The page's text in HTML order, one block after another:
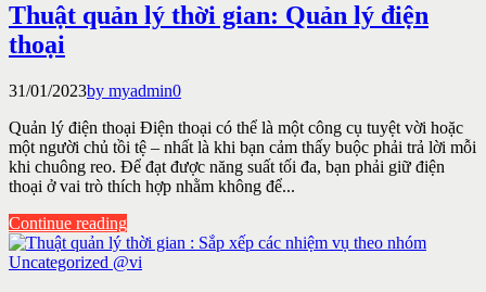
Thuật quản lý thời gian: Quản lý điện
thoại
31/01/2023by myadmin0
Quản lý điện thoại Điện thoại có thể là một công cụ tuyệt vời hoặc
một người chủ tồi tệ – nhất là khi bạn cảm thấy buộc phải trả lời mỗi
khi chuông reo. Để đạt được năng suất tối đa, bạn phải giữ điện
thoại ở vai trò thích hợp nhằm không để...
Continue reading
Uncategorized @vi